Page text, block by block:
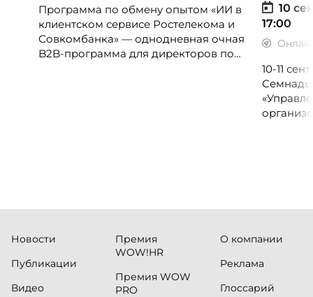
Программа по обмену опытом «ИИ в
клиентском сервисе Ростелекома и
Совкомбанка» — однодневная очная
B2B-программа для директоров по
10
17:00
10-11
Новости
Публикации
Видео
Премия
WOW!HR
Премия WOW
PRO
О компании
Реклама
Глоссарий